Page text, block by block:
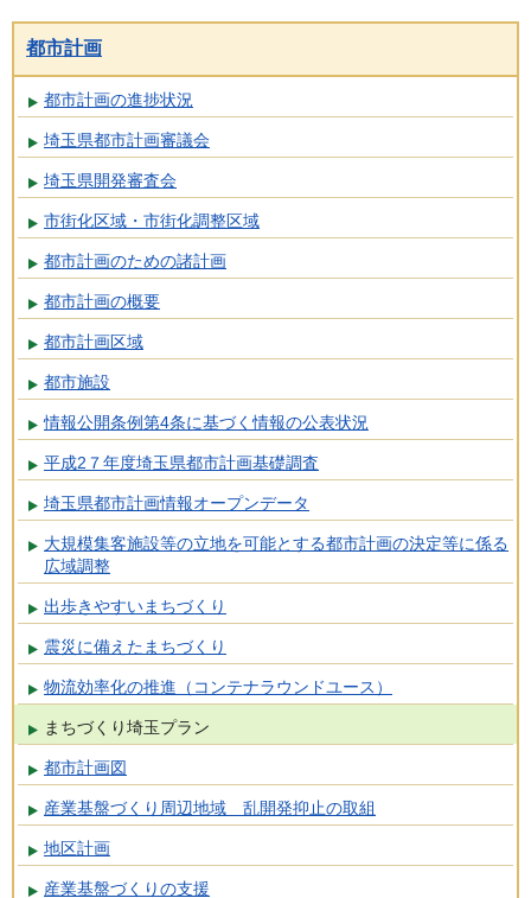
都市計画
都市計画の進捗状況
埼玉県都市計画審議会
埼玉県開発審査会
市街化区域・市街化調整区域
都市計画のための諸計画
都市計画の概要
都市計画区域
都市施設
情報公開条例第4条に基づく情報の公表状況
平成2７年度埼玉県都市計画基礎調査
埼玉県都市計画情報オープンデータ
大規模集客施設等の立地を可能とする都市計画の決定等に係る
広域調整
出歩きやすいまちづくり
震災に備えたまちづくり
物流効率化の推進（コンテナラウンドユース）
まちづくり埼玉プラン
都市計画図
産業基盤づくり周辺地域 乱開発抑止の取組
地区計画
産業基盤づくりの支援